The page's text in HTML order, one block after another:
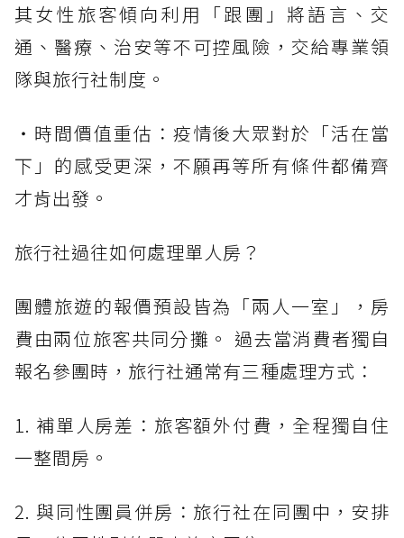
其女性旅客傾向利用「跟團」將語言、交
通、醫療、治安等不可控風險，交給專業領
隊與旅行社制度。
・時間價值重估：疫情後大眾對於「活在當
下」的感受更深，不願再等所有條件都備齊
才肯出發。
旅行社過往如何處理單人房？
團體旅遊的報價預設皆為「兩人一室」，房
費由兩位旅客共同分攤。 過去當消費者獨自
報名參團時，旅行社通常有三種處理方式：
1. 補單人房差：旅客額外付費，全程獨自住
一整間房。
2. 與同性團員併房：旅行社在同團中，安排